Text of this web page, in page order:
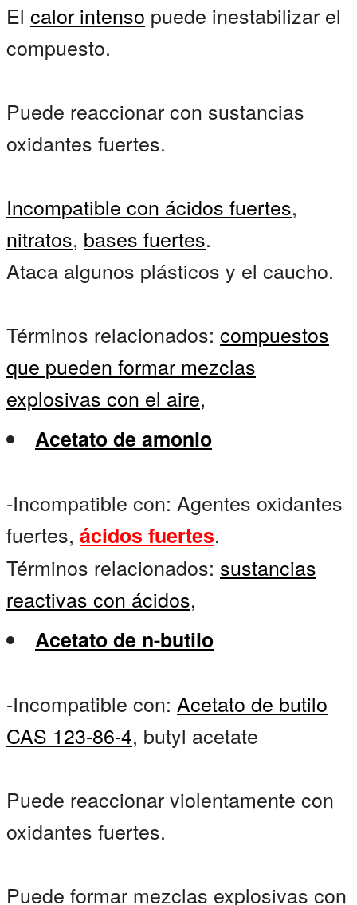
El calor intenso puede inestabilizar el
compuesto.
Puede reaccionar con sustancias
oxidantes fuertes.
Incompatible con ácidos fuertes,
nitratos, bases fuertes.
Ataca algunos plásticos y el caucho.
Términos relacionados: compuestos
que pueden formar mezclas
explosivas con el aire,
Acetato de amonio
-Incompatible con: Agentes oxidantes
fuertes, ácidos fuertes.
Términos relacionados: sustancias
reactivas con ácidos,
Acetato de n-butilo
-Incompatible con: Acetato de butilo
CAS 123-86-4, butyl acetate
Puede reaccionar violentamente con
oxidantes fuertes.
Puede formar mezclas explosivas con